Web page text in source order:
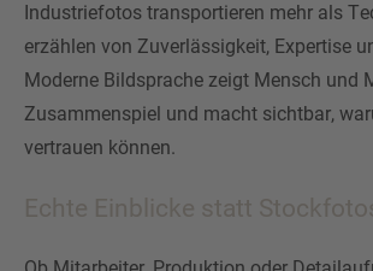
Industriefotos transportieren mehr als
erzählen von Zuverlässigkeit, Expertise
Moderne Bildsprache zeigt Mensch und
Zusammenspiel und macht sichtbar,
vertrauen können.
Echte Einblicke statt